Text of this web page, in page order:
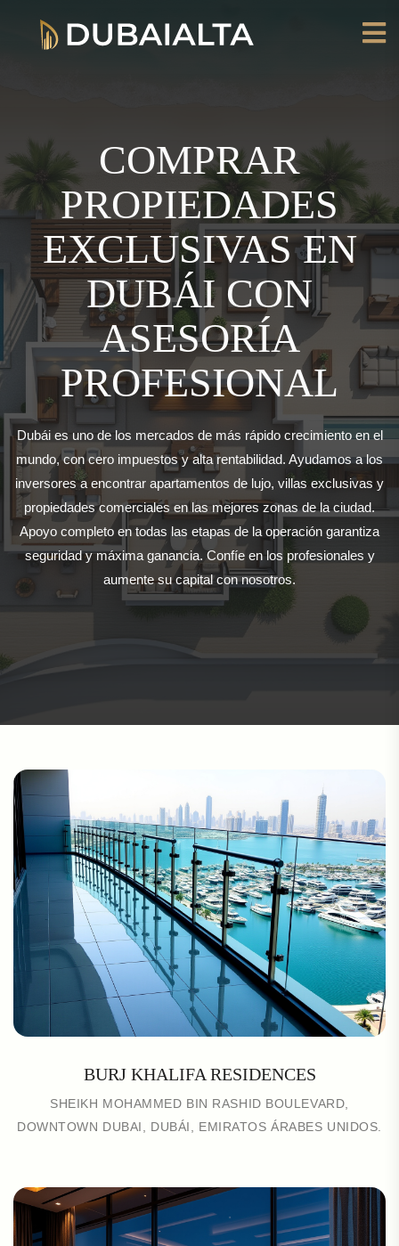
COMPRAR
PROPIEDADES
EXCLUSIVAS EN
DUBÁI CON
ASESORÍA
PROFESIONAL
Dubái es uno de los mercados de más rápido crecimiento en el
mundo, con cero impuestos y alta rentabilidad. Ayudamos a los
inversores a encontrar apartamentos de lujo, villas exclusivas y
propiedades comerciales en las mejores zonas de la ciudad.
Apoyo completo en todas las etapas de la operación garantiza
seguridad y máxima ganancia. Confíe en los profesionales y
aumente su capital con nosotros.
BURJ KHALIFA RESIDENCES
SHEIKH MOHAMMED BIN RASHID BOULEVARD,
DOWNTOWN DUBAI, DUBÁI, EMIRATOS ÁRABES UNIDOS.